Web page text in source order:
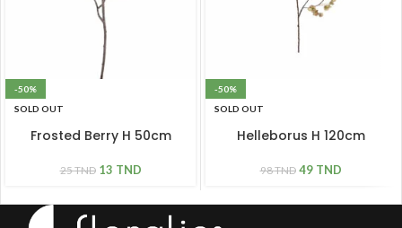
-50%
SOLD OUT
Frosted Berry H 50cm
25TND 13 TND
-50%
SOLD OUT
Helleborus H 120cm
98TND 49 TND